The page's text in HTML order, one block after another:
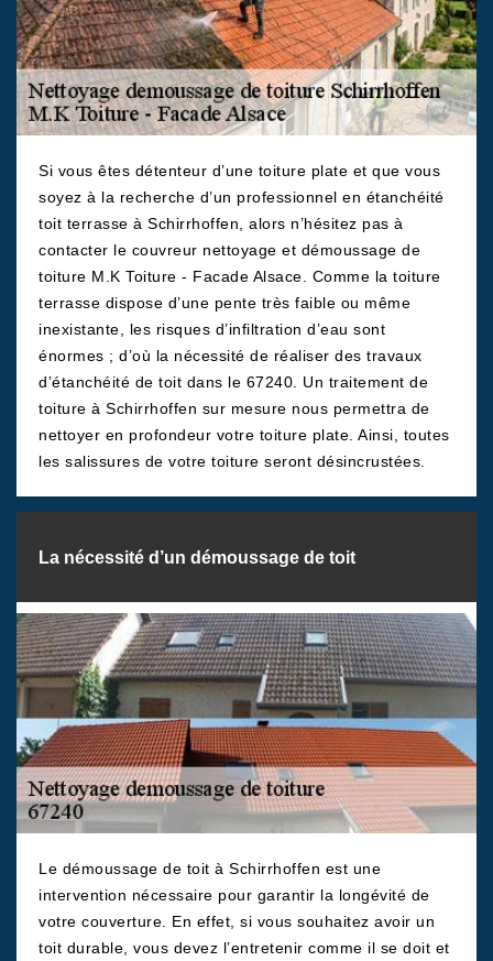
Si vous êtes détenteur d’une toiture plate et que vous
soyez à la recherche d’un professionnel en étanchéité
toit terrasse à Schirrhoffen, alors n’hésitez pas à
contacter le couvreur nettoyage et démoussage de
toiture M.K Toiture - Facade Alsace. Comme la toiture
terrasse dispose d’une pente très faible ou même
inexistante, les risques d’infiltration d’eau sont
énormes ; d’où la nécessité de réaliser des travaux
d’étanchéité de toit dans le 67240. Un traitement de
toiture à Schirrhoffen sur mesure nous permettra de
nettoyer en profondeur votre toiture plate. Ainsi, toutes
les salissures de votre toiture seront désincrustées.
La nécessité d’un démoussage de toit
Le démoussage de toit à Schirrhoffen est une
intervention nécessaire pour garantir la longévité de
votre couverture. En effet, si vous souhaitez avoir un
toit durable, vous devez l’entretenir comme il se doit et